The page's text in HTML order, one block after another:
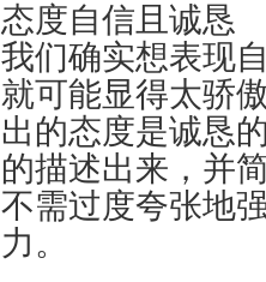
态度自信且诚恳
我们确实想表现
就可能显得太骄
出的态度是诚恳
的描述出来，并
不需过度夸张地
力。